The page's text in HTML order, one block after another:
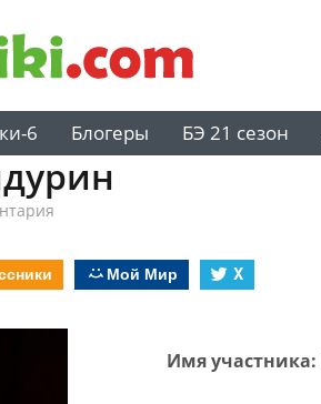
6 Блогеры БЭ 21 сезон
Мой Мир X
Имя участника: